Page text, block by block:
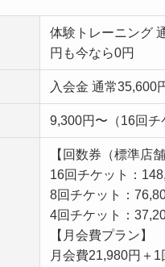
体験トレーニング
円も今なら0円
入会金 通常35,600
9,300円〜（16回チ
【回数券（標準店
16回チケット：
8回チケット：
4回チケット：
【月会費プラン】
月会費21,980円＋1